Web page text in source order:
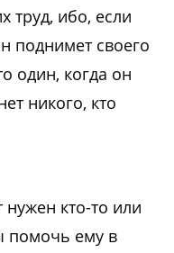
труд, ибо, если
поднимет своего
один, когда он
никого, кто
нужен кто-то или
помочь ему в